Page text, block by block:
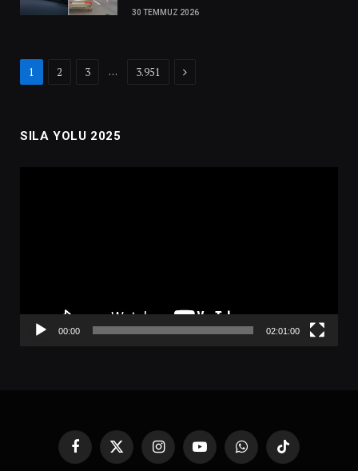
30 TEMMUZ 2026
1 2 3 … 3.951 Next
SILA YOLU 2025
00:00 02:01:00
FacebookX
InstagramYouTubeWhatsAppTikTok